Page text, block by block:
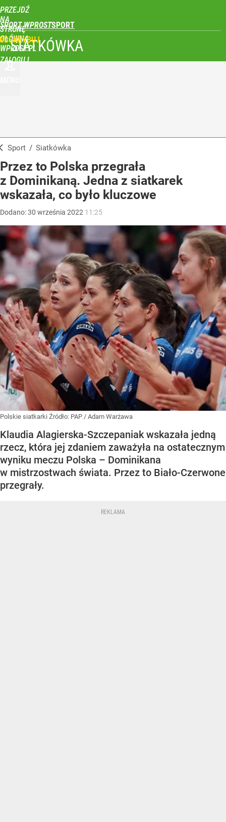
PRZEJDŹ
NA
STRONĘ
GŁÓWNĄ
WPROST.PL
SPORT WPROST
ZALOGUJ
SIATKÓWKA
Sport / Siatkówka
Przez to Polska przegrała
z Dominikaną. Jedna z siatkarek
wskazała, co było kluczowe
Dodano:30 września 2022 11:25
Polskie siatkarki Źródło: PAP / Adam Warżawa
Klaudia Alagierska-Szczepaniak wskazała jedną
rzecz, która jej zdaniem zaważyła na ostatecznym
wyniku meczu Polska – Dominikana
w mistrzostwach świata. Przez to Biało-Czerwone
przegrały.